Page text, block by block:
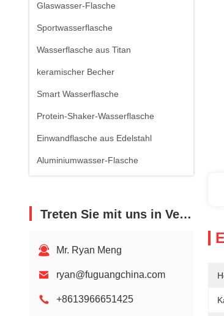
Glaswasser-Flasche
Sportwasserflasche
Wasserflasche aus Titan
keramischer Becher
Smart Wasserflasche
Protein-Shaker-Wasserflasche
Einwandflasche aus Edelstahl
Aluminiumwasser-Flasche
Treten Sie mit uns in Verbindung
Mr. Ryan Meng
ryan@fuguangchina.com
+8613966651425